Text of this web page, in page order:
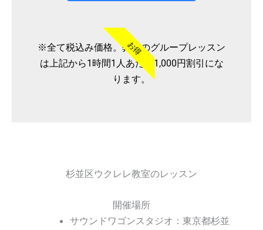
お得
※全て税込み価格。弊社のグループレッスン
は上記から1時間1人あたり1,000円割引にな
ります。
杉並区ウクレレ教室のレッスン
開催場所
サウンドワゴンスタジオ：東京都杉並